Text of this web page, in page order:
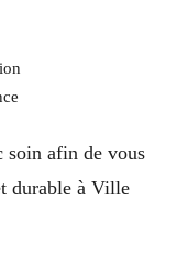
soin afin de vous
durable à Ville